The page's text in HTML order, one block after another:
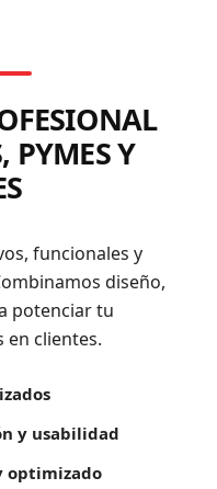
PYMES Y
funcionales y
diseño,
potenciar tu
en clientes.
y usabilidad
optimizado